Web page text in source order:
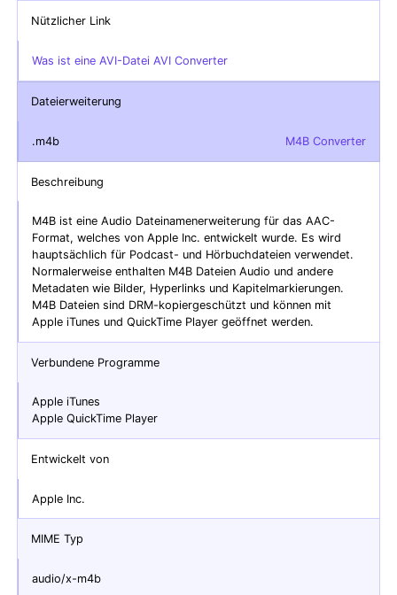
Nützlicher Link
Was ist eine AVI-Datei AVI Converter
Dateierweiterung
.m4b M4B Converter
Beschreibung
M4B ist eine Audio Dateinamenerweiterung für das AAC-
Format, welches von Apple Inc. entwickelt wurde. Es wird
hauptsächlich für Podcast- und Hörbuchdateien verwendet.
Normalerweise enthalten M4B Dateien Audio und andere
Metadaten wie Bilder, Hyperlinks und Kapitelmarkierungen.
M4B Dateien sind DRM-kopiergeschützt und können mit
Apple iTunes und QuickTime Player geöffnet werden.
Verbundene Programme
Apple iTunes
Apple QuickTime Player
Entwickelt von
Apple Inc.
MIME Typ
audio/x-m4b